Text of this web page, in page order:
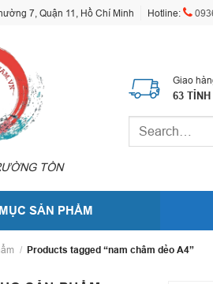
7, Quận 11, Hồ Chí Minh Hotline:
TỒN
Giao
63
Search
SẢN PHẨM
/ Products tagged “nam châm dẻo A4”